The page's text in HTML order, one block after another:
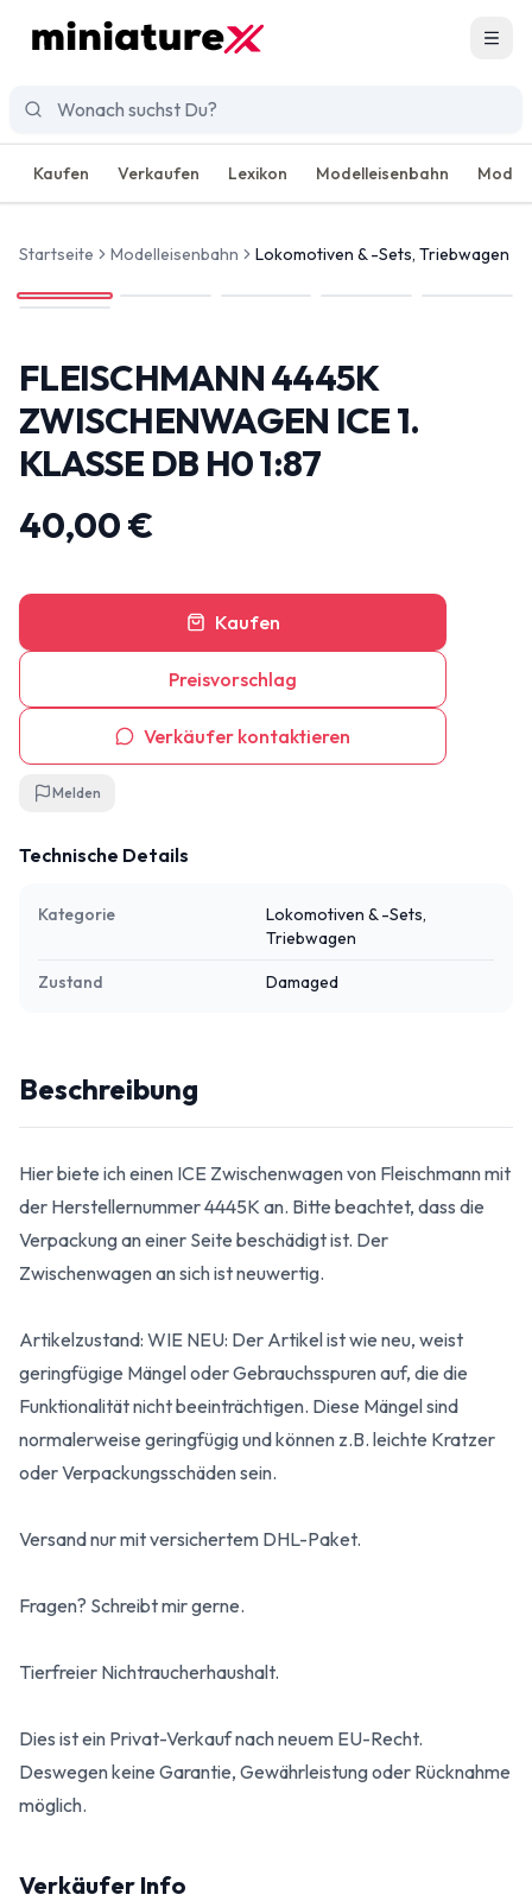
Menü
Kaufen Verkaufen Lexikon Modelleisenbahn
Startseite Modelleisenbahn Lokomotiven & -Sets, Triebwagen
FLEISCHMANN 4445K
ZWISCHENWAGEN ICE 1.
KLASSE DB H0 1:87
40,00 €
Kaufen
Preisvorschlag
Verkäufer kontaktieren
Melden
Technische Details
Kategorie
Lokomotiven & -Sets,
Triebwagen
Zustand Damaged
Beschreibung
Hier biete ich einen ICE Zwischenwagen von Fleischmann mit
der Herstellernummer 4445K an. Bitte beachtet, dass die
Verpackung an einer Seite beschädigt ist. Der
Zwischenwagen an sich ist neuwertig.
Artikelzustand: WIE NEU: Der Artikel ist wie neu, weist
geringfügige Mängel oder Gebrauchsspuren auf, die die
Funktionalität nicht beeinträchtigen. Diese Mängel sind
normalerweise geringfügig und können z.B. leichte Kratzer
oder Verpackungsschäden sein.
Versand nur mit versichertem DHL-Paket.
Fragen? Schreibt mir gerne.
Tierfreier Nichtraucherhaushalt.
Dies ist ein Privat-Verkauf nach neuem EU-Recht.
Deswegen keine Garantie, Gewährleistung oder Rücknahme
möglich.
Verkäufer Info